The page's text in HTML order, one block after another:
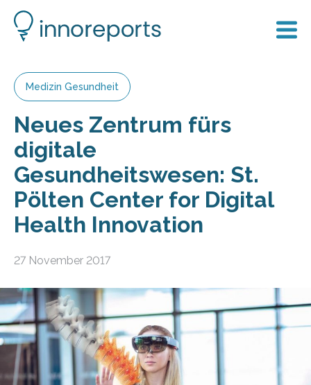
Medizin Gesundheit
Neues Zentrum fürs
digitale
Gesundheitswesen: St.
Pölten Center for Digital
Health Innovation
27 November 2017